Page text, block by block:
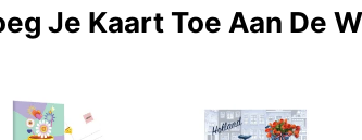
Je Kaart Toe Aan De